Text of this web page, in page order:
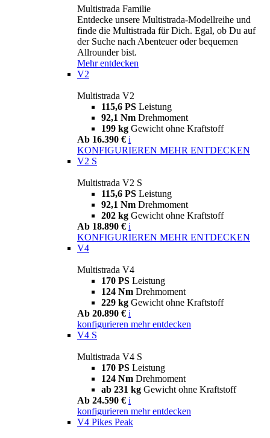
Multistrada Familie
Entdecke unsere Multistrada-Modellreihe und
finde die Multistrada für Dich. Egal, ob Du auf
der Suche nach Abenteuer oder bequemen
Allrounder bist.
Mehr entdecken
V2
Multistrada V2
115,6 PS Leistung
92,1 Nm Drehmoment
199 kg Gewicht ohne Kraftstoff
Ab 16.390 € i
KONFIGURIEREN MEHR ENTDECKEN
V2 S
Multistrada V2 S
115,6 PS Leistung
92,1 Nm Drehmoment
202 kg Gewicht ohne Kraftstoff
Ab 18.890 € i
KONFIGURIEREN MEHR ENTDECKEN
V4
Multistrada V4
170 PS Leistung
124 Nm Drehmoment
229 kg Gewicht ohne Kraftstoff
Ab 20.890 € i
konfigurieren mehr entdecken
V4 S
Multistrada V4 S
170 PS Leistung
124 Nm Drehmoment
ab 231 kg Gewicht ohne Kraftstoff
Ab 24.590 € i
konfigurieren mehr entdecken
V4 Pikes Peak